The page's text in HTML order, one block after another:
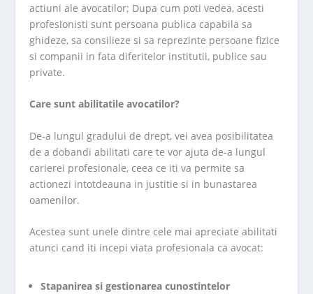
actiuni ale avocatilor; Dupa cum poti vedea, acesti
profesionisti sunt persoana publica capabila sa
ghideze, sa consilieze si sa reprezinte persoane fizice
si companii in fata diferitelor institutii, publice sau
private.
Care sunt abilitatile avocatilor?
De-a lungul gradului de drept, vei avea posibilitatea
de a dobandi abilitati care te vor ajuta de-a lungul
carierei profesionale, ceea ce iti va permite sa
actionezi intotdeauna in justitie si in bunastarea
oamenilor.
Acestea sunt unele dintre cele mai apreciate abilitati
atunci cand iti incepi viata profesionala ca avocat:
Stapanirea si gestionarea cunostintelor